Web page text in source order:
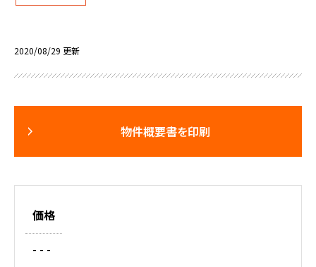
2020/08/29 更新
物件概要書を印刷
価格
- - -